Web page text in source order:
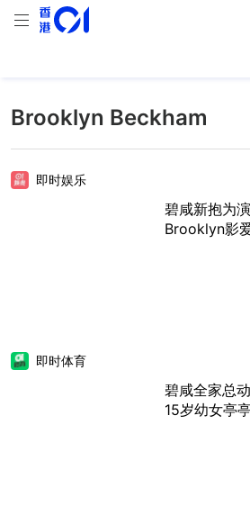
Brooklyn Beckham
即时娱乐
碧咸新抱为
Brooklyn影
即时体育
碧咸全家总
15岁幼女亭